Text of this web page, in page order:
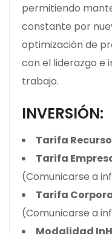
permitiendo
constante por
optimización de
con el liderazgo e
trabajo.
INVERSIÓN:
Tarifa
Tarifa
(Comunicarse a
Tarifa
(Comunicarse a
Modalidad